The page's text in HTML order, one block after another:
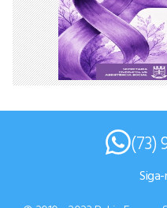
(73)